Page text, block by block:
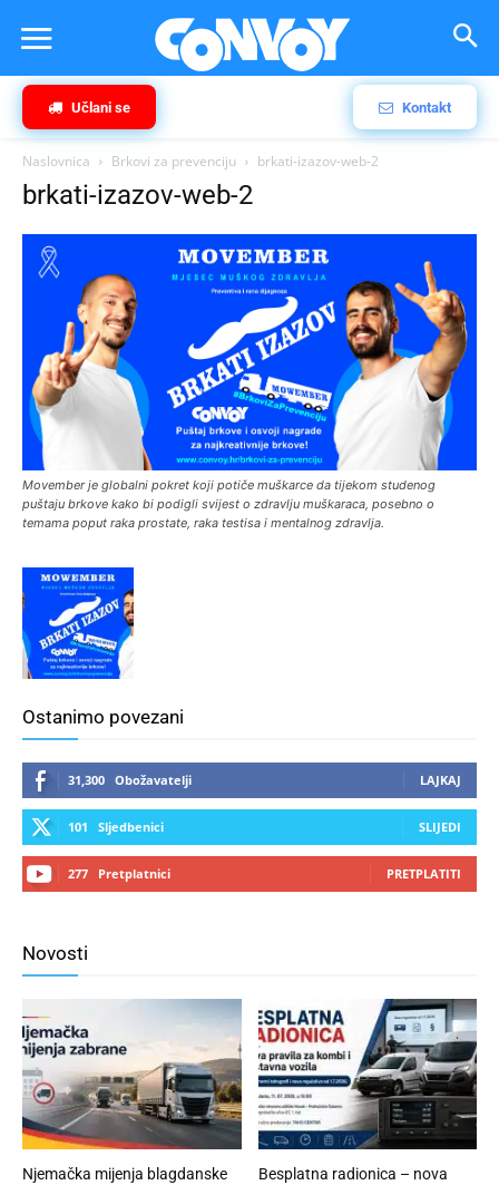
Učlani se Kontakt
Naslovnica Brkovi za prevenciju brkati-izazov-web-2
brkati-izazov-web-2
Movember je globalni pokret koji potiče muškarce da tijekom studenog
puštaju brkove kako bi podigli svijest o zdravlju muškaraca, posebno o
temama poput raka prostate, raka testisa i mentalnog zdravlja.
Ostanimo povezani
31,300 Obožavatelji LAJKAJ
101 Sljedbenici SLIJEDI
277 Pretplatnici PRETPLATITI
Novosti
Njemačka mijenja blagdanske
Besplatna radionica – nova